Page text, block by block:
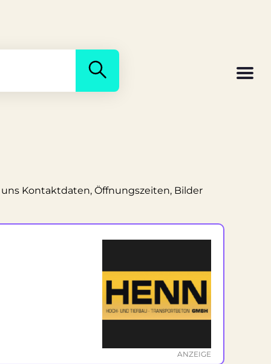
Kontaktdaten, Öffnungszeiten, Bilder
ANZEIGE